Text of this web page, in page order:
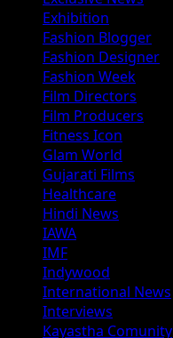
Exhibition
Fashion Blogger
Fashion Designer
Fashion Week
Film Directors
Film Producers
Fitness Icon
Glam World
Gujarati Films
Healthcare
Hindi News
IAWA
IMF
Indywood
International News
Interviews
Kayastha Comunity